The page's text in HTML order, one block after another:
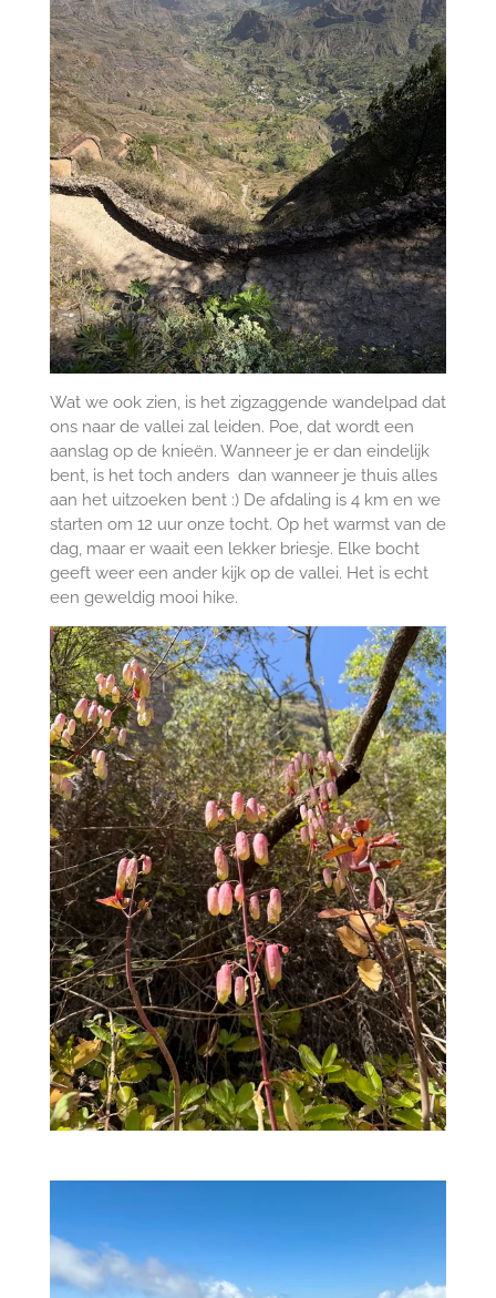
Wat we ook zien, is het zigzaggende wandelpad dat
ons naar de vallei zal leiden. Poe, dat wordt een
aanslag op de knieën. Wanneer je er dan eindelijk
bent, is het toch anders dan wanneer je thuis alles
aan het uitzoeken bent :) De afdaling is 4 km en we
starten om 12 uur onze tocht. Op het warmst van de
dag, maar er waait een lekker briesje. Elke bocht
geeft weer een ander kijk op de vallei. Het is echt
een geweldig mooi hike.